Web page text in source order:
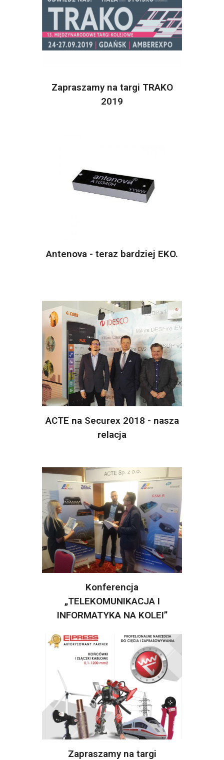
Zapraszamy na targi TRAKO
2019
Antenova - teraz bardziej EKO.
ACTE na Securex 2018 - nasza
relacja
Konferencja
„TELEKOMUNIKACJA I
INFORMATYKA NA KOLEI”
Zapraszamy na targi